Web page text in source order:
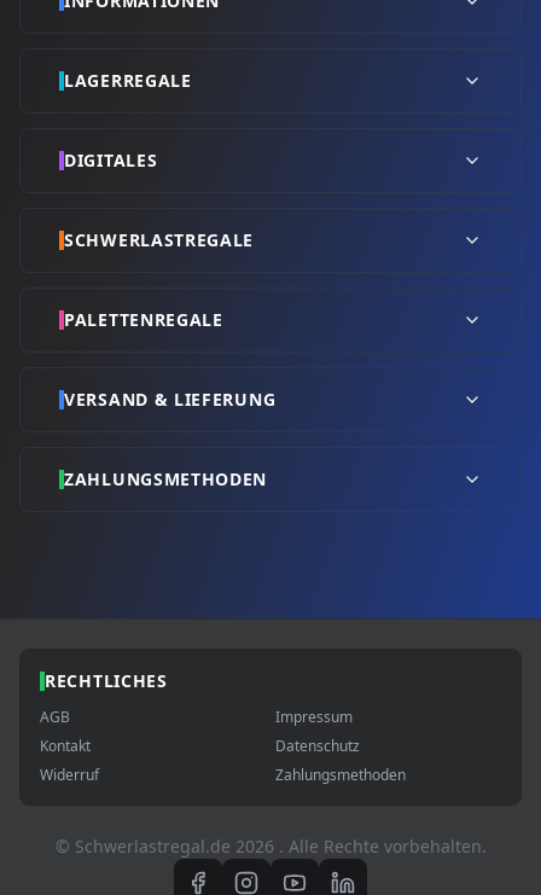
LAGERREGALE
DIGITALES
SCHWERLASTREGALE
PALETTENREGALE
VERSAND & LIEFERUNG
ZAHLUNGSMETHODEN
RECHTLICHES
AGB
Impressum
Kontakt
Datenschutz
Widerruf
Zahlungsmethoden
© Schwerlastregal.de 2026 . Alle Rechte vorbehalten.